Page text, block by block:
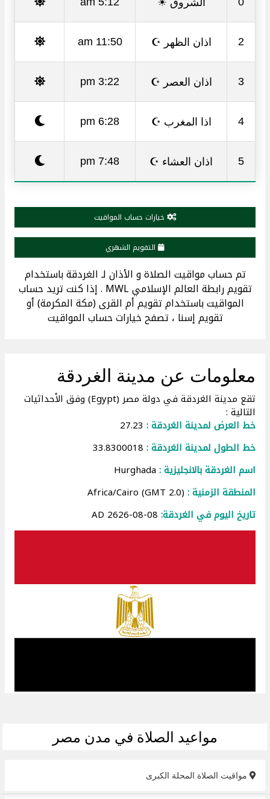
2 اذان الظهر ☪ 11:50 am
3 اذان العصر ☪ 3:22 pm
4 اذا المغرب ☪ 6:28 pm
5 اذان العشاء ☪ 7:48 pm
التقويم الشهري
تم حساب مواقيت الصلاة و الأذان لـ الغردقة باستخدام
تقويم رابطة العالم الإسلامي MWL . إذا كنت تريد حساب
المواقيت باستخدام تقويم أم القرى (مكة المكرمة) أو
تقويم إسنا ، تصفح خيارات حساب المواقيت
معلومات عن مدينة الغردقة
تقع مدينة الغردقة في دولة مصر (Egypt) وفق الأحداثيات
التالية :
خط العرض لمدينة الغردقة : 27.23
خط الطول لمدينة الغردقة :
اسم الغردقة بالانجليزية :
المنطقة الزمنية :
تاريخ اليوم في الغردقة:
مواعيد الصلاة في مدن مصر
مواقيت الصلاة المحلة الكبرى